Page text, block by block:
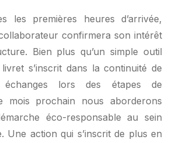
les premières heures d’arrivée,
confirmera son intérêt
Bien plus qu’un simple outil
livret s’inscrit dans la continuité de
lors des étapes de
mois prochain nous aborderons
éco-responsable au sein
Une action qui s’inscrit de plus en